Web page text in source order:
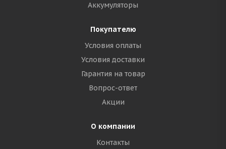
Аккумуляторы
Покупателю
Условия оплаты
Условия доставки
Гарантия на товар
Вопрос-ответ
Акции
О компании
Контакты